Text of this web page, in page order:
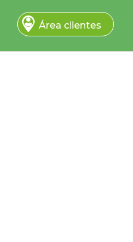
Área clientes